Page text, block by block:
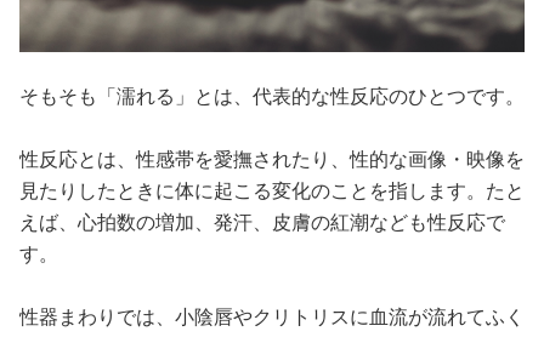
そもそも「濡れる」とは、代表的な性反応のひとつです。
性反応とは、性感帯を愛撫されたり、性的な画像・映像を
見たりしたときに体に起こる変化のことを指します。たと
えば、心拍数の増加、発汗、皮膚の紅潮なども性反応で
す。
性器まわりでは、小陰唇やクリトリスに血流が流れてふく